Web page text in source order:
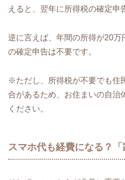
えると、翌年に所得税の確定申
逆に言えば、年間の所得が20万
の確定申告は不要です。
※ただし、所得税が不要でも住
合があるため、お住まいの自治
ください。
スマホ代も経費になる？